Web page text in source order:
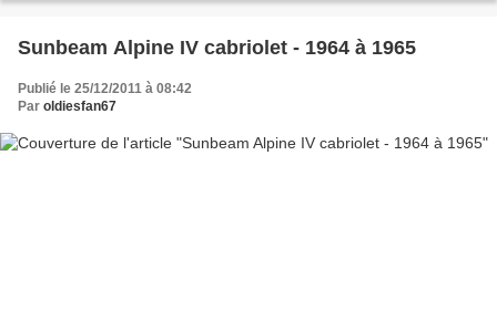
Sunbeam Alpine IV cabriolet - 1964 à 1965
Publié le 25/12/2011 à 08:42
Par oldiesfan67